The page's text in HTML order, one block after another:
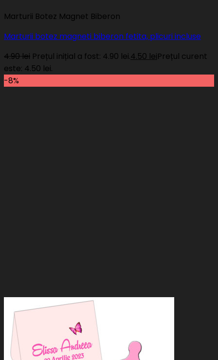
Marturii Botez Magnet Biberon
Marturii botez magneti biberon fetita, plicuri incluse
4.90lei Prețul inițial a fost: 4.90 lei.4.50 leiPrețul curent
este: 4.50 lei.
-8%